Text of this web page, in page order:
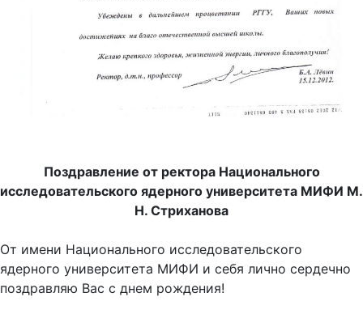
Поздравление от ректора Национального
исследовательского ядерного университета МИФИ М.
Н. Стриханова
От имени Национального исследовательского
ядерного университета МИФИ и себя лично сердечно
поздравляю Вас с днем рождения!